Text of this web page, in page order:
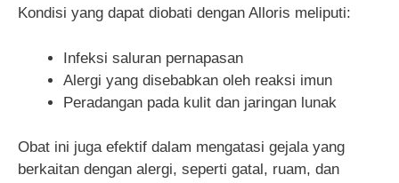
Kondisi yang dapat diobati dengan Alloris meliputi:
Infeksi saluran pernapasan
Alergi yang disebabkan oleh reaksi imun
Peradangan pada kulit dan jaringan lunak
Obat ini juga efektif dalam mengatasi gejala yang
berkaitan dengan alergi, seperti gatal, ruam, dan